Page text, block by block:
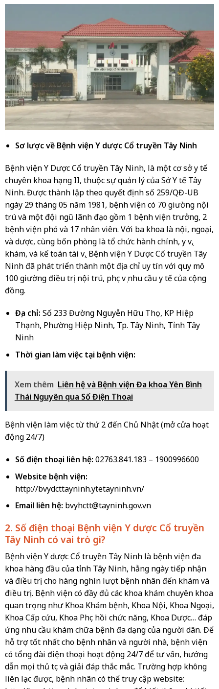
Sơ lược về Bệnh viện Y dược Cổ truyền Tây Ninh
Bệnh viện Y Dược Cổ truyền Tây Ninh, là một cơ sở y tế
chuyên khoa hạng II, thuộc sự quản lý của Sở Y tế Tây
Ninh. Được thành lập theo quyết định số 259/QĐ-UB
ngày 29 tháng 05 năm 1981, bệnh viện có 70 giường nội
trú và một đội ngũ lãnh đạo gồm 1 bệnh viện trưởng, 2
bệnh viện phó và 17 nhân viên. Với ba khoa là nội, ngoại,
và dược, cùng bốn phòng là tổ chức hành chính, y vụ,
khám, và kế toán tài vụ, Bệnh viện Y Dược Cổ truyền Tây
Ninh đã phát triển thành một địa chỉ uy tín với quy mô
100 giường điều trị nội trú, phục vụ nhu cầu y tế của cộng
đồng.
Địa chỉ: Số 233 Đường Nguyễn Hữu Thọ, KP Hiệp
Thạnh, Phường Hiệp Ninh, Tp. Tây Ninh, Tỉnh Tây
Ninh
Thời gian làm việc tại bệnh viện:
Xem thêm Liên hệ và Bệnh viện Đa khoa Yên Bình
Thái Nguyên qua Số Điện Thoại
Bệnh viện làm việc từ thứ 2 đến Chủ Nhật (mở cửa hoạt
động 24/7)
Số điện thoại liên hệ: 02763.841.183 – 1900996600
Website bệnh viện:
http://bvydcttayninh.ytetayninh.vn/
Email liên hệ: bvyhctt@tayninh.gov.vn
2. Số điện thoại Bệnh viện Y dược Cổ truyền
Tây Ninh có vai trò gì?
Bệnh viện Y dược Cổ truyền Tây Ninh là bệnh viện đa
khoa hàng đầu của tỉnh Tây Ninh, hằng ngày tiếp nhận
và điều trị cho hàng nghìn lượt bệnh nhân đến khám và
điều trị. Bệnh viện có đầy đủ các khoa khám chuyên khoa
quan trọng như Khoa Khám bệnh, Khoa Nội, Khoa Ngoại,
Khoa Cấp cứu, Khoa Phục hồi chức năng, Khoa Dược… đáp
ứng nhu cầu khám chữa bệnh đa dạng của người dân. Để
hỗ trợ tốt nhất cho bệnh nhân và người nhà, bệnh viện
có tổng đài điện thoại hoạt động 24/7 để tư vấn, hướng
dẫn mọi thủ tục và giải đáp thắc mắc. Trường hợp không
liên lạc được, bệnh nhân có thể truy cập website: